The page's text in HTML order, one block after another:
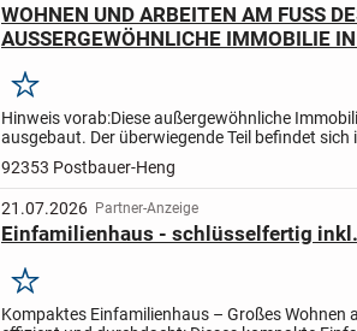
WOHNEN UND ARBEITEN AM FUSS
AUSSERGEWÖHNLICHE IMMOBILIE
Merken
Hinweis vorab:Diese außergewöhnliche
ausgebaut. Der überwiegende Teil befindet
Fenstern.
Es sind daher alle individuellen
92353 Postbauer-Heng
21.07.2026 Partner-Anzeige
Einfamilienhaus - schlüsselfertig
Merken
Kompaktes Einfamilienhaus – Großes Wohnen